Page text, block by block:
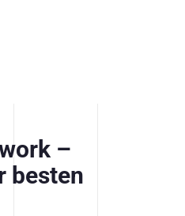
–
besten